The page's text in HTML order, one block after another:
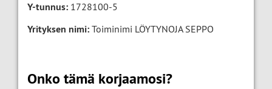
Y-tunnus: 1728100-5
Yrityksen nimi: Toiminimi LÖYTYNOJA SEPPO
Onko tämä korjaamosi?